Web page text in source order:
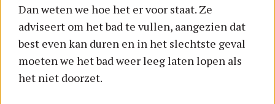
Dan weten we hoe het er voor staat. Ze
adviseert om het bad te vullen, aangezien dat
best even kan duren en in het slechtste geval
moeten we het bad weer leeg laten lopen als
het niet doorzet.